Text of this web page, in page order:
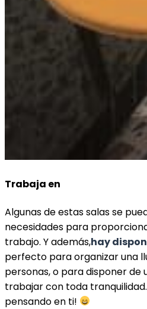
Trabaja en
Algunas de estas salas se
necesidades para
trabajo. Y además,hay
perfecto para organizar una
personas, o para disponer de
trabajar con toda
pensando en ti!